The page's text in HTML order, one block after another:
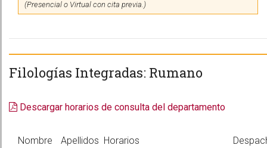
(Presencial o Virtual con cita previa.)
Filologías Integradas: Rumano
Descargar horarios de consulta del departamento
Nombre Apellidos Horarios